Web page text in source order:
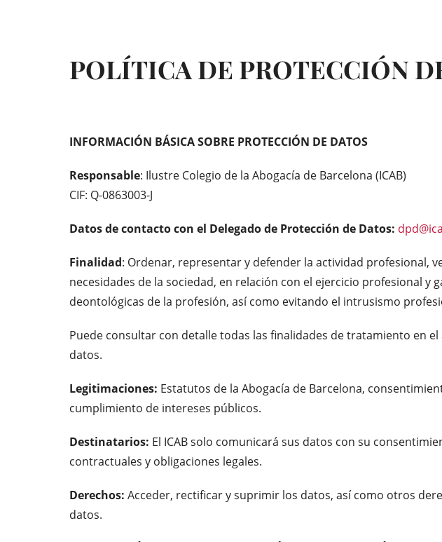
POLÍTICA DE PROTECCIÓN
INFORMACIÓN BÁSICA SOBRE PROTECCIÓN DE DATOS
Responsable: Ilustre Colegio de la Abogacía de Barcelona (ICAB)
CIF: Q-0863003-J
Datos de contacto con el Delegado de Protección de Datos:
Finalidad: Ordenar, representar y defender la actividad profesional,
necesidades de la sociedad, en relación con el ejercicio profesional
deontológicas de la profesión, así como evitando el intrusismo
Puede consultar con detalle todas las finalidades de tratamiento en
datos.
Legitimaciones: Estatutos de la Abogacía de Barcelona,
cumplimiento de intereses públicos.
Destinatarios: El ICAB solo comunicará sus datos con su
contractuales y obligaciones legales.
Derechos: Acceder, rectificar y suprimir los datos, así como otros
datos.